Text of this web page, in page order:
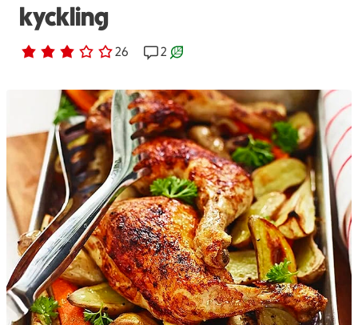
kyckling
Betyg 2.9 av 5. 26
26 personer har röstatReceptet har 2 kommentarer
2 Receptet är ett klimartsmart val.